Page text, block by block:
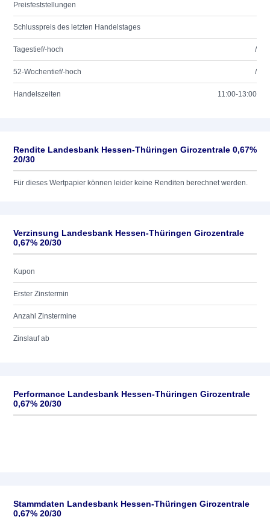
Preisfeststellungen
Schlusspreis des letzten Handelstages
Tagestief/-hoch /
52-Wochentief/-hoch /
Handelszeiten 11:00-13:00
Rendite Landesbank Hessen-Thüringen Girozentrale 0,67%
20/30
Für dieses Wertpapier können leider keine Renditen berechnet werden.
Verzinsung Landesbank Hessen-Thüringen Girozentrale
0,67% 20/30
Kupon
Erster Zinstermin
Anzahl Zinstermine
Zinslauf ab
Performance Landesbank Hessen-Thüringen Girozentrale
0,67% 20/30
Stammdaten Landesbank Hessen-Thüringen Girozentrale
0,67% 20/30